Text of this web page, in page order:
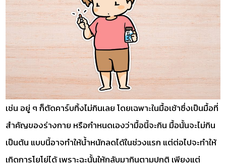
เช่น อยู่ ๆ ก็ตัดคาร์บทิ้งไม่กินเลย โดยเฉพาะในมื้อเช้าซึ่งเป็นมื้อที่
สำคัญของร่างกาย หรือกำหนดเองว่ามื้อนี้จะกิน มื้อนั้นจะไม่กิน
เป็นต้น แบบนี้อาจทำให้น้ำหนักลดได้ในช่วงแรก แต่ต่อไปจะทำให้
เกิดการโยโย่ได้ เพราะฉะนั้นให้กลับมากินตามปกติ เพียงแต่